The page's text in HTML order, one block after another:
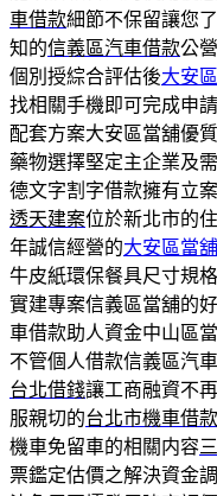
車借款細節不保留讓您
知的信義區汽車借款公
個別授綜合評估後大安
找相關手機即可完成申請
配套方案大安區當舖優
藥物選擇堅定主企業及
德文字割字借款擁有立
透天建案位於新北市的
年誠信經營的大安區當舖
牛皮紙環保餐具尺寸規格
實建專案信義區當舖的
車借款助人資金中山區
不管個人借款信義區汽
台北借錢讓工商融資不
服親切的台北市機車借款
機車免留車的相關内容
票鑑定估價之解決資金